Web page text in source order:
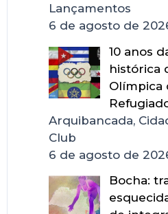
Lançamentos
6 de agosto de
10 anos
histórica
Olímpica
Arquibancada,
Club
6 de agosto de
Bocha: